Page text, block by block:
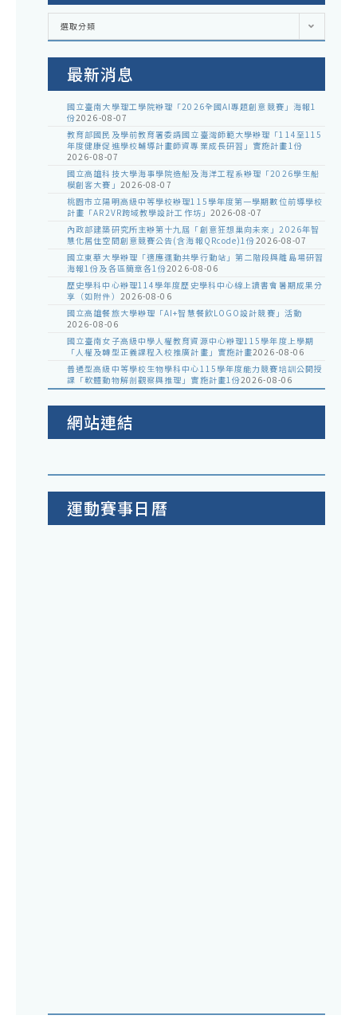
各
室
選取分類
最新消息
國立臺南大學理工學院辦理「2026全國AI專題創意競賽」海報1
份2026-08-07
教育部國民及學前教育署委請國立臺灣師範大學辦理「114至115
年度健康促進學校輔導計畫師資專業成長研習」實施計畫1份
2026-08-07
國立高雄科技大學海事學院造船及海洋工程系辦理「2026學生船
模創客大賽」 2026-08-07
桃園市立陽明高級中等學校辦理115學年度第一學期數位前導學校
計畫「AR2VR跨域教學設計工作坊」 2026-08-07
內政部建築研究所主辦第十九屆「創意狂想巢向未來」2026年智
慧化居住空間創意競賽公告(含海報QRcode)1份2026-08-07
國立東華大學辦理「適應運動共學行動站」第二階段與離島場研習
海報1份及各區簡章各1份2026-08-06
歷史學科中心辦理114學年度歷史學科中心線上讀書會暑期成果分
享（如附件） 2026-08-06
國立高雄餐旅大學辦理「AI+智慧餐飲LOGO設計競賽」活動
2026-08-06
國立臺南女子高級中學人權教育資源中心辦理115學年度上學期
「人權及轉型正義課程入校推廣計畫」實施計畫2026-08-06
普通型高級中等學校生物學科中心115學年度能力競賽培訓公開授
課「軟體動物解剖觀察與推理」實施計畫1份2026-08-06
網站連結
運動賽事日曆